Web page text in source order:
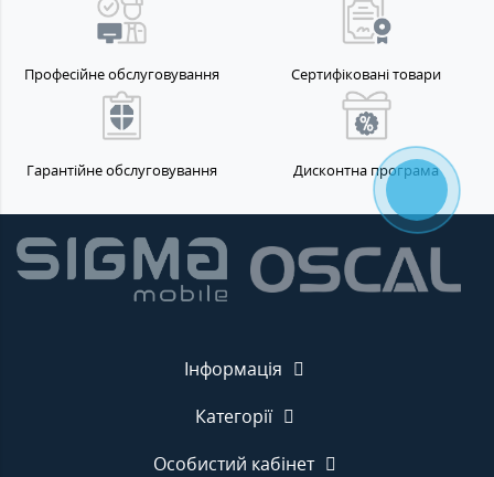
Професійне обслуговування Сертифіковані товари
Гарантійне обслуговування Дисконтна програма
Інформація
Категорії
Особистий кабінет